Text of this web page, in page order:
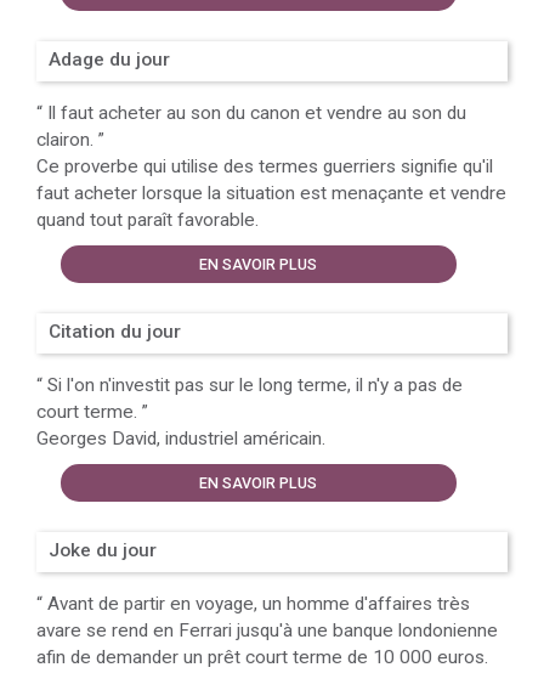
Adage du jour
“ Il faut acheter au son du canon et vendre au son du
clairon. ”
Ce proverbe qui utilise des termes guerriers signifie qu'il
faut acheter lorsque la situation est menaçante et vendre
quand tout paraît favorable.
EN SAVOIR PLUS
Citation du jour
“ Si l'on n'investit pas sur le long terme, il n'y a pas de
court terme. ”
Georges David, industriel américain.
EN SAVOIR PLUS
Joke du jour
“ Avant de partir en voyage, un homme d'affaires très
avare se rend en Ferrari jusqu'à une banque londonienne
afin de demander un prêt court terme de 10 000 euros.